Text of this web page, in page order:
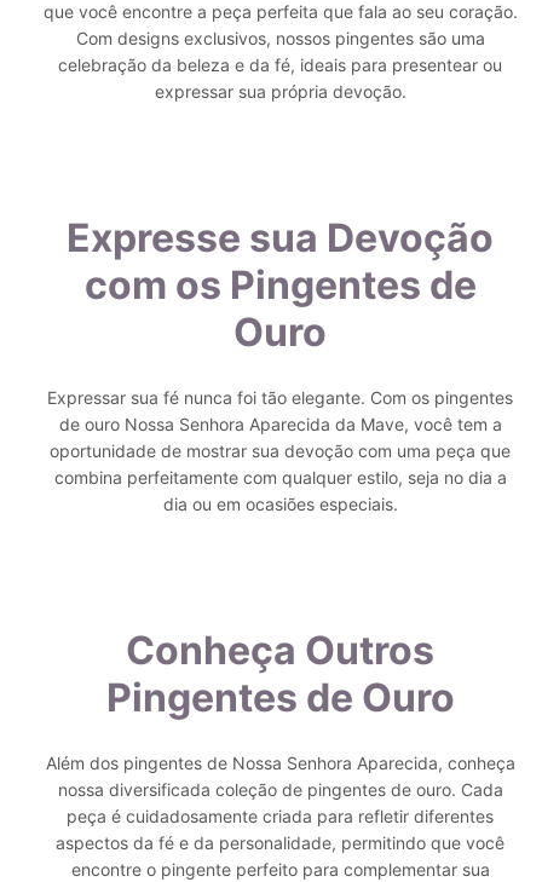
que você encontre a peça perfeita que fala ao seu coração.
Com designs exclusivos, nossos pingentes são uma
celebração da beleza e da fé, ideais para presentear ou
expressar sua própria devoção.
Expresse sua Devoção
com os Pingentes de
Ouro
Expressar sua fé nunca foi tão elegante. Com os pingentes
de ouro Nossa Senhora Aparecida da Mave, você tem a
oportunidade de mostrar sua devoção com uma peça que
combina perfeitamente com qualquer estilo, seja no dia a
dia ou em ocasiões especiais.
Conheça Outros
Pingentes de Ouro
Além dos pingentes de Nossa Senhora Aparecida, conheça
nossa diversificada coleção de pingentes de ouro. Cada
peça é cuidadosamente criada para refletir diferentes
aspectos da fé e da personalidade, permitindo que você
encontre o pingente perfeito para complementar sua